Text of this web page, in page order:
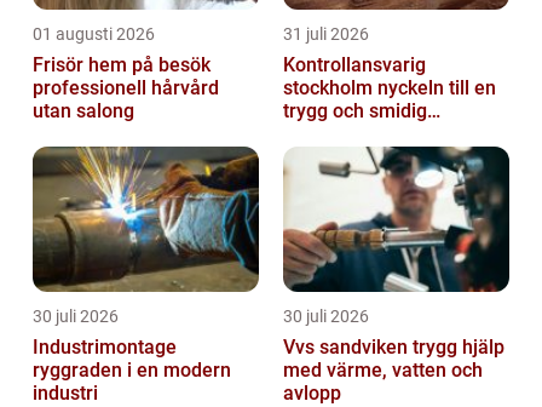
01 augusti 2026
Frisör hem på besök
professionell hårvård
utan salong
31 juli 2026
Kontrollansvarig
stockholm nyckeln till en
trygg och smidig
30 juli 2026
Industrimontage
ryggraden i en modern
industri
30 juli 2026
Vvs sandviken trygg hjälp
med värme, vatten och
avlopp